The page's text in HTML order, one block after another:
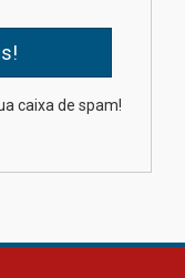
filhos além da
caixa de spam!